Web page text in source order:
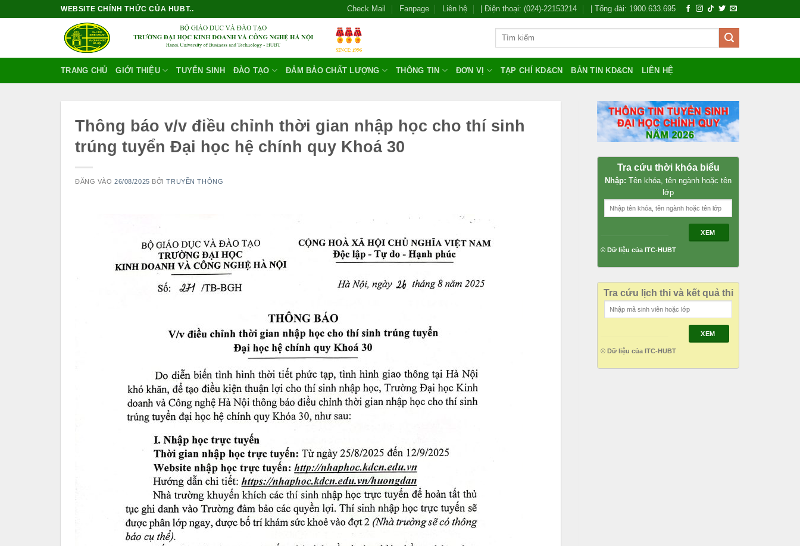
WEBSITE CHÍNH THỨC CỦA HUBT.. Check Mail Fanpage Liên hệ | Điện thoại: (024)-22153214 | Tổng đài: 1900.633.695
TRANG CHỦ GIỚI THIỆU TUYỂN SINH ĐÀO TẠO ĐẢM BẢO CHẤT LƯỢNG THÔNG TIN ĐƠN VỊ TẠP CHÍ KD&CN BẢN TIN KD&CN LIÊN HỆ
Thông báo v/v điều chỉnh thời gian nhập học cho thí sinh
trúng tuyển Đại học hệ chính quy Khoá 30
ĐĂNG VÀO26/08/2025 BỞITRUYỀN THÔNG
Tra cứu thời khóa biểu
Nhập: Tên khóa, tên ngành hoặc tên
lớp
XEM
© Dữ liệu của ITC-HUBT
Tra cứu lịch thi và kết quả thi
XEM
© Dữ liệu của ITC-HUBT